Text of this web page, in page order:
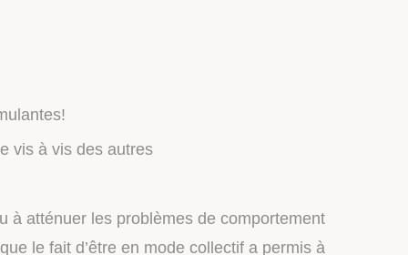
vis à vis des autres
à atténuer les problèmes de comportement
le fait d’être en mode collectif a permis à